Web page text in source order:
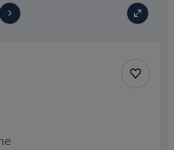
Save car